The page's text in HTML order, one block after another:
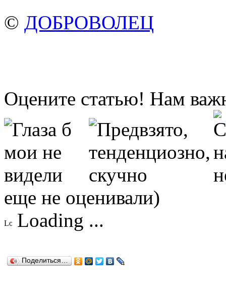
© ДОБРОВОЛЕЦ
Оцените статью! Нам
еще не оценивали)
Loading ...
Поделиться…